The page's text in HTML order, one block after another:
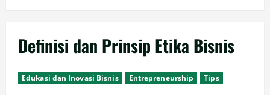
Definisi dan Prinsip Etika Bisnis
Edukasi dan Inovasi Bisnis Entrepreneurship Tips